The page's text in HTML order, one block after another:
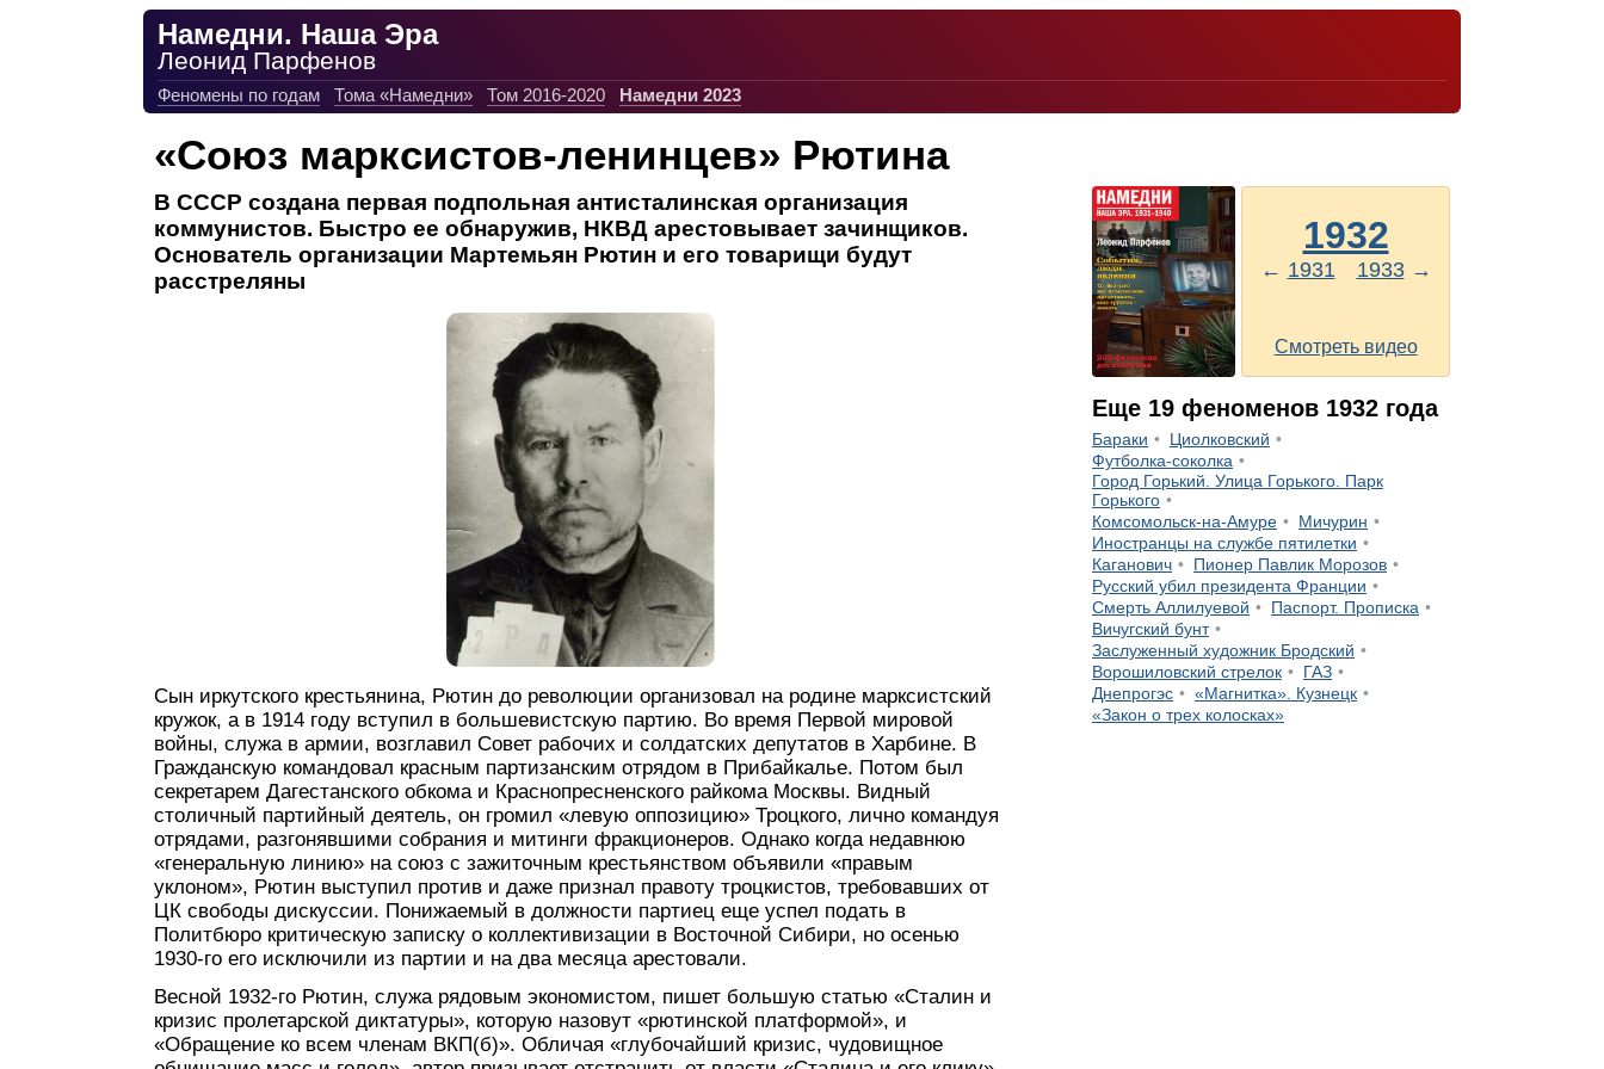
Намедни. Наша Эра
Леонид Парфенов
Феномены по годам Тома «Намедни» Том 2016-2020 Намедни 2023
«Союз марксистов-ленинцев» Рютина
В СССР создана первая подпольная антисталинская организация
коммунистов. Быстро ее обнаружив, НКВД арестовывает зачинщиков.
Основатель организации Мартемьян Рютин и его товарищи будут
расстреляны
Сын иркутского крестьянина, Рютин до революции организовал на родине марксистский
кружок, а в 1914 году вступил в большевистскую партию. Во время Первой мировой
войны, служа в армии, возглавил Совет рабочих и солдатских депутатов в Харбине. В
Гражданскую командовал красным партизанским отрядом в Прибайкалье. Потом был
секретарем Дагестанского обкома и Краснопресненского райкома Москвы. Видный
столичный партийный деятель, он громил «левую оппозицию» Троцкого, лично командуя
отрядами, разгонявшими собрания и митинги фракционеров. Однако когда недавнюю
«генеральную линию» на союз с зажиточным крестьянством объявили «правым
уклоном», Рютин выступил против и даже признал правоту троцкистов, требовавших от
ЦК свободы дискуссии. Понижаемый в должности партиец еще успел подать в
Политбюро критическую записку о коллективизации в Восточной Сибири, но осенью
1930-го его исключили из партии и на два месяца арестовали.
Весной 1932-го Рютин, служа рядовым экономистом, пишет большую статью «Сталин и
кризис пролетарской диктатуры», которую назовут «рютинской платформой», и
«Обращение ко всем членам ВКП(б)». Обличая «глубочайший кризис, чудовищное
← 1931
1932
1933→
Смотреть видео
Еще 19 феноменов 1932 года
Бараки
Циолковский
Футболка-соколка
Город Горький. Улица Горького. Парк
Горького
Комсомольск-на-Амуре
Мичурин
Иностранцы на службе пятилетки
Каганович
Пионер Павлик Морозов
Русский убил президента Франции
Смерть Аллилуевой
Паспорт. Прописка
Вичугский бунт
Заслуженный художник Бродский
Ворошиловский стрелок
ГАЗ
Днепрогэс
«Магнитка». Кузнецк
«Закон о трех колосках»